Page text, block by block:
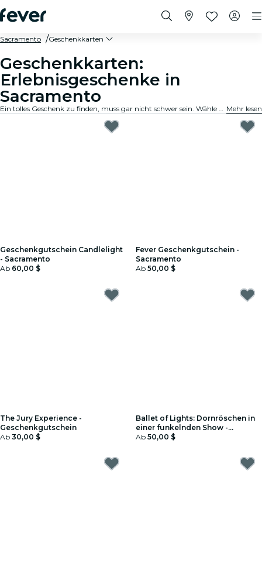
Sacramento Geschenkkarten
Geschenkkarten:
Erlebnisgeschenke in
Sacramento
Ein tolles Geschenk zu finden, muss gar nicht schwer sein. Wähle die Karte aus, passe den Betrag an und verschenke ein Erlebnis, an das sich der Beschenkte noch lange erinnern wird. Schnell, flexibel und kinderleicht. Mehr lesen
Geschenkgutschein Candlelight
- Sacramento
Ab 60,00 $
Fever Geschenkgutschein -
Sacramento
Ab 50,00 $
The Jury Experience -
Geschenkgutschein
Ab 30,00 $
Ballet of Lights: Dornröschen in
einer funkelnden Show -
Geschenkgutschein
Ab 50,00 $